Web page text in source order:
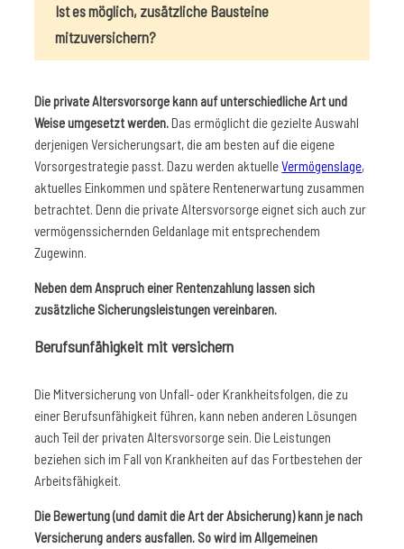
Ist es möglich, zusätzliche Bausteine
mitzuversichern?
Die private Altersvorsorge kann auf unterschiedliche Art und
Weise umgesetzt werden.Das ermöglicht die gezielte Auswahl
derjenigen Versicherungsart, die am besten auf die eigene
Vorsorgestrategie passt. Dazu werden aktuelleVermögenslage,
aktuelles Einkommen und spätere Rentenerwartung zusammen
betrachtet. Denn die private Altersvorsorge eignet sich auch zur
vermögenssichernden Geldanlage mit entsprechendem
Zugewinn.
Neben dem Anspruch einer Rentenzahlung lassen sich
zusätzliche Sicherungsleistungen vereinbaren.
Berufsunfähigkeit mit versichern
Die Mitversicherung von Unfall- oder Krankheitsfolgen, die zu
einer Berufsunfähigkeit führen, kann neben anderen Lösungen
auch Teil der privaten Altersvorsorge sein. Die Leistungen
beziehen sich im Fall von Krankheiten auf das Fortbestehen der
Arbeitsfähigkeit.
Die Bewertung (und damit die Art der Absicherung) kann je nach
Versicherung anders ausfallen. So wird im Allgemeinen